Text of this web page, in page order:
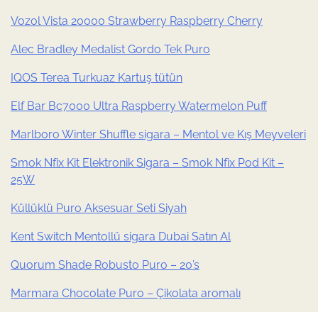
Vozol Vista 20000 Strawberry Raspberry Cherry
Alec Bradley Medalist Gordo Tek Puro
IQOS Terea Turkuaz Kartuş tütün
Elf Bar Bc7000 Ultra Raspberry Watermelon Puff
Marlboro Winter Shuffle sigara – Mentol ve Kış Meyveleri
Smok Nfix Kit Elektronik Sigara – Smok Nfix Pod Kit –
25W
Küllüklü Puro Aksesuar Seti Siyah
Kent Switch Mentollü sigara Dubai Satın Al
Quorum Shade Robusto Puro – 20’s
Marmara Chocolate Puro – Çikolata aromalı